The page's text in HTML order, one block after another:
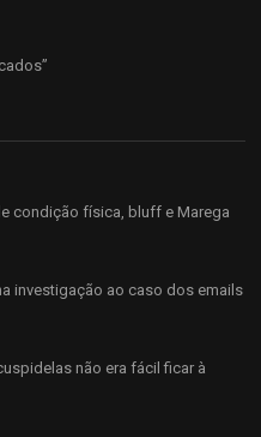
condição física, bluff e Marega
investigação ao caso dos emails
não era fácil ficar à